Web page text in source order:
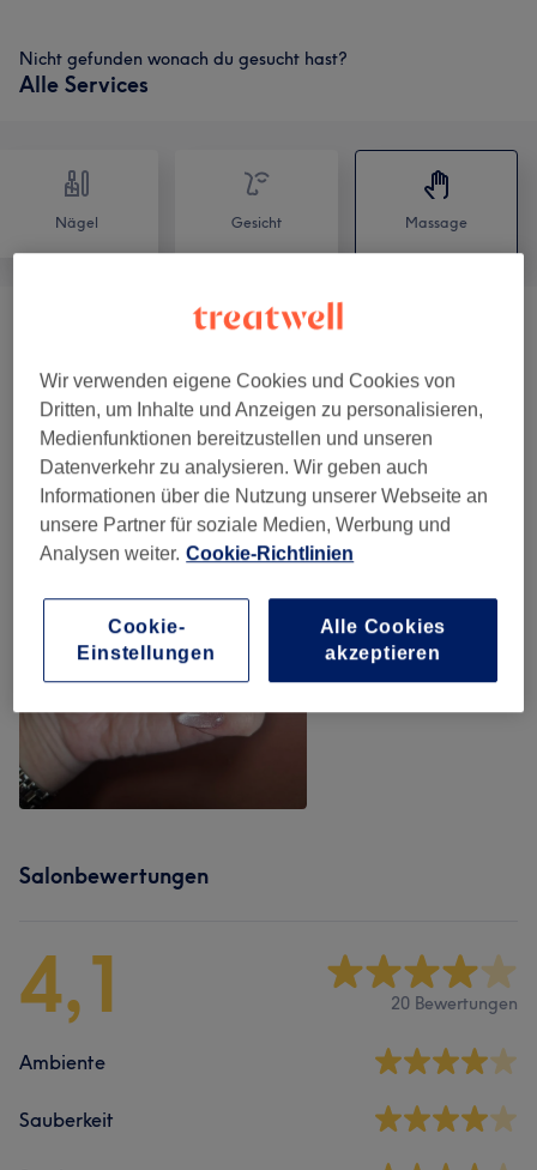
Nicht gefunden wonach du gesucht hast?
Alle Services
Nägel Gesicht Massage
Unsere Arbeit
Bild anklicken für weitere Details
Salonbewertungen
4,1 20 Bewertungen
Ambiente
Sauberkeit
Wir verwenden eigene Cookies und Cookies von
Dritten, um Inhalte und Anzeigen zu personalisieren,
Medienfunktionen bereitzustellen und unseren
Datenverkehr zu analysieren. Wir geben auch
Informationen über die Nutzung unserer Webseite an
unsere Partner für soziale Medien, Werbung und
Analysen weiter. Cookie-Richtlinien
Cookie-
Einstellungen
Alle Cookies
akzeptieren